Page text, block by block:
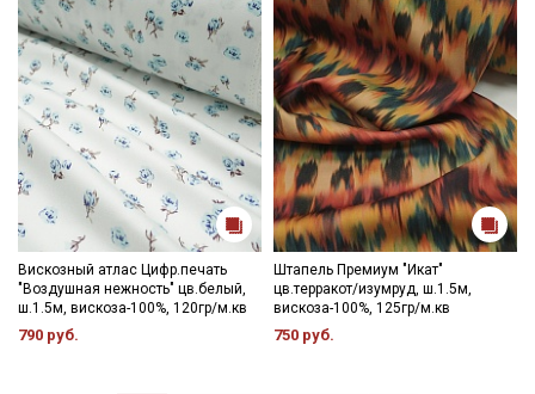
Вискозный атлас Цифр.печать
"Воздушная нежность" цв.белый,
ш.1.5м, вискоза-100%, 120гр/м.кв
790 руб.
Штапель Премиум "Икат"
цв.терракот/изумруд, ш.1.5м,
вискоза-100%, 125гр/м.кв
750 руб.